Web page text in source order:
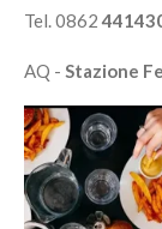
Tel. 0862
AQ - Stazione